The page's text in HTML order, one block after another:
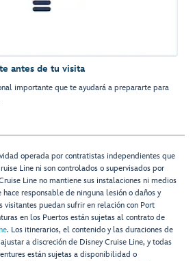
antes de tu visita
importante que te ayudará a prepararte para
operada por contratistas independientes que
Line ni son controlados o supervisados por
Line no mantiene sus instalaciones ni medios
responsable de ninguna lesión o daños y
puedan sufrir en relación con Port
en los Puertos están sujetas al contrato de
. Los itinerarios, el contenido y las duraciones de
a discreción de Disney Cruise Line, y todas
están sujetas a disponibilidad o